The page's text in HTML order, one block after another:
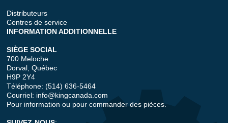
Distributeurs
Centres de service
INFORMATION ADDITIONNELLE
SIÈGE SOCIAL
700 Meloche
Dorval, Québec
H9P 2Y4
Téléphone: (514) 636-5464
Courriel: info@kingcanada.com
Pour information ou pour commander des pièces.